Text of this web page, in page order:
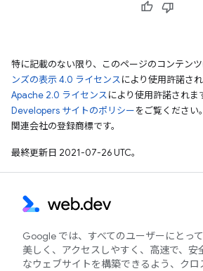
特に記載のない限り、このページのコンテン
ンズの表示 4.0 ライセンスにより使用許諾さ
Apache 2.0 ライセンスにより使用許諾されま
Developers サイトのポリシーをご覧くださ
関連会社の登録商標です。
最終更新日 2021-07-26 UTC。
Google では、すべてのユーザーにとって
美しく、アクセスしやすく、高速で、安
なウェブサイトを構築できるよう、クロ